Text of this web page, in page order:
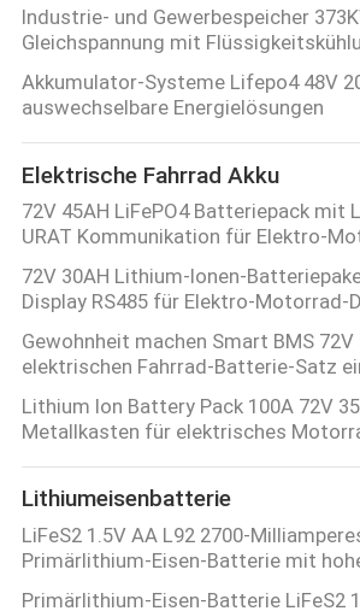
Industrie- und Gewerbespeicher
Gleichspannung mit
Akkumulator-Systeme Lifepo4 48V
auswechselbare Energielösungen
Elektrische Fahrrad Akku
72V 45AH LiFePO4 Batteriepack mit
URAT Kommunikation für Elektro-
72V 30AH Lithium-Ionen-
Display RS485 für Elektro-Motorrad-
Gewohnheit machen Smart BMS 72V
elektrischen Fahrrad-Batterie-Satz
Lithium Ion Battery Pack 100A 72V
Metallkasten für elektrisches
Lithiumeisenbatterie
LiFeS2 1.5V AA L92 2700-
Primärlithium-Eisen-Batterie mit
Primärlithium-Eisen-Batterie LiFeS2